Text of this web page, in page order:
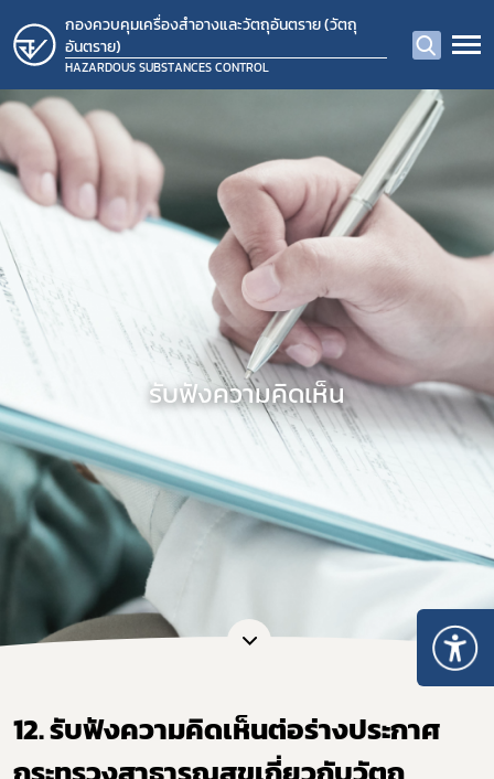
กองควบคุมเครื่องสำอางและวัตถุอันตราย (วัตถุ
อันตราย)
HAZARDOUS SUBSTANCES CONTROL
รับฟังความคิดเห็น
12. รับฟังความคิดเห็นต่อร่างประกาศ